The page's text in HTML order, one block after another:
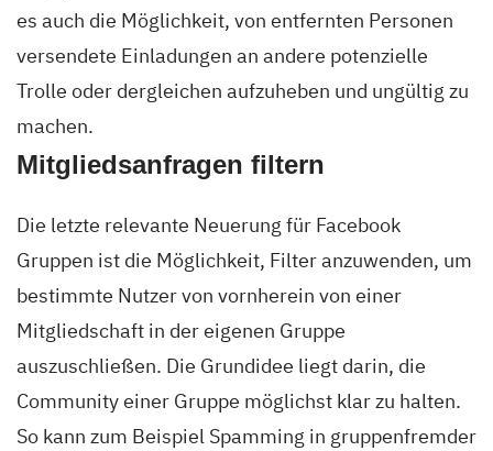
es auch die Möglichkeit, von entfernten Personen
versendete Einladungen an andere potenzielle
Trolle oder dergleichen aufzuheben und ungültig zu
machen.
Mitgliedsanfragen filtern
Die letzte relevante Neuerung für Facebook
Gruppen ist die Möglichkeit, Filter anzuwenden, um
bestimmte Nutzer von vornherein von einer
Mitgliedschaft in der eigenen Gruppe
auszuschließen. Die Grundidee liegt darin, die
Community einer Gruppe möglichst klar zu halten.
So kann zum Beispiel Spamming in gruppenfremder